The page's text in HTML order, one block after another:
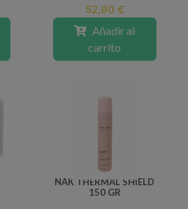
52,90 €
Añadir al
carrito
NAK THERMAL SHIELD
150 GR